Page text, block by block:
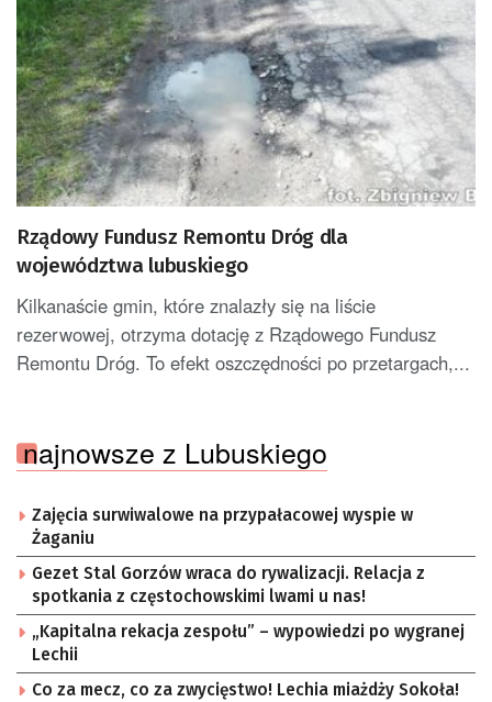
Rządowy Fundusz Remontu Dróg dla
województwa lubuskiego
Kilkanaście gmin, które znalazły się na liście
rezerwowej, otrzyma dotację z Rządowego Fundusz
Remontu Dróg. To efekt oszczędności po przetargach,...
najnowsze z Lubuskiego
Zajęcia surwiwalowe na przypałacowej wyspie w
Żaganiu
Gezet Stal Gorzów wraca do rywalizacji. Relacja z
spotkania z częstochowskimi lwami u nas!
„Kapitalna rekacja zespołu” – wypowiedzi po wygranej
Lechii
Co za mecz, co za zwycięstwo! Lechia miażdży Sokoła!